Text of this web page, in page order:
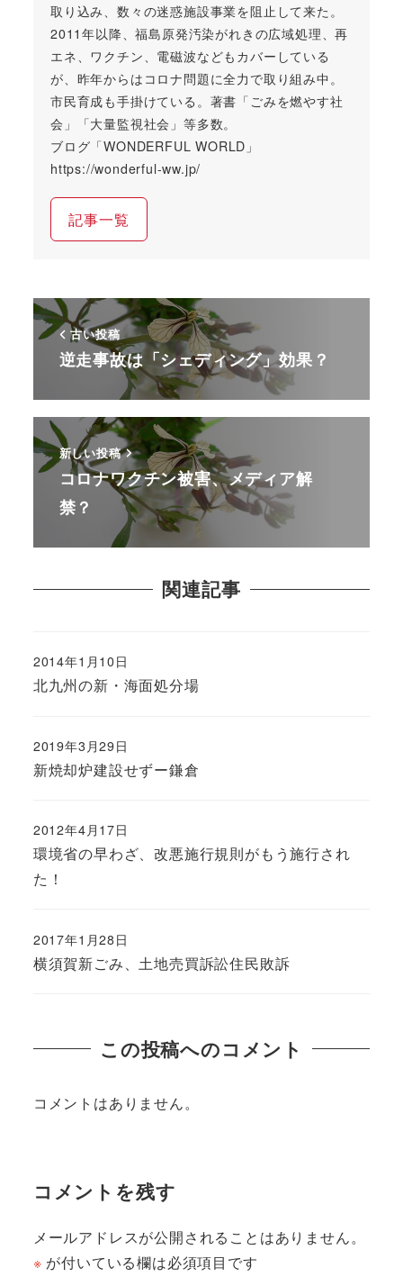
取り込み、数々の迷惑施設事業を阻止して来た。
2011年以降、福島原発汚染がれきの広域処理、再
エネ、ワクチン、電磁波などもカバーしている
が、昨年からはコロナ問題に全力で取り組み中。
市民育成も手掛けている。著書「ごみを燃やす社
会」「大量監視社会」等多数。
ブログ「WONDERFUL WORLD」
https://wonderful-ww.jp/
記事一覧
古い投稿
逆走事故は「シェディング」効果？
新しい投稿
コロナワクチン被害、メディア解
禁？
関連記事
北九州の新・海面処分場
2014年1月10日
新焼却炉建設せずー鎌倉
2019年3月29日
環境省の早わざ、改悪施行規則がもう施行され
た！
2012年4月17日
横須賀新ごみ、土地売買訴訟住民敗訴
2017年1月28日
この投稿へのコメント
コメントはありません。
コメントを残す
メールアドレスが公開されることはありません。
※ が付いている欄は必須項目です